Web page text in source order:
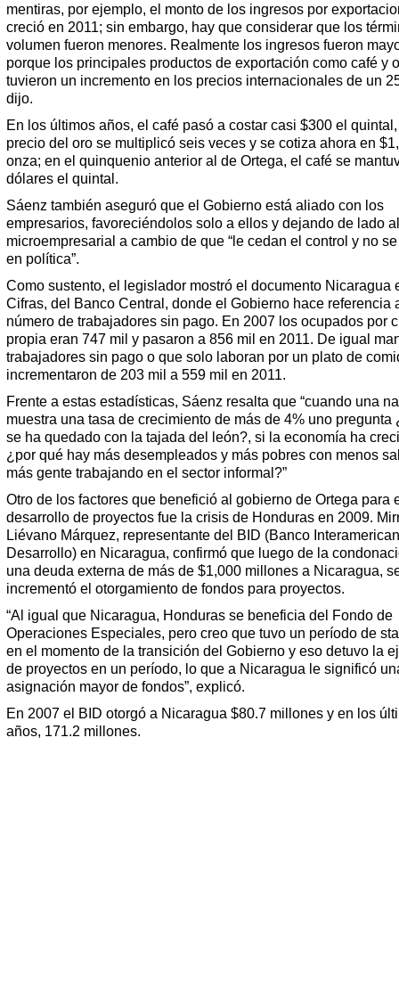
mentiras, por ejemplo, el monto de los ingresos por
creció en 2011; sin embargo, hay que considerar que los
volumen fueron menores. Realmente los ingresos fueron
porque los principales productos de exportación como café y
tuvieron un incremento en los precios internacionales de un
dijo.
En los últimos años, el café pasó a costar casi $300 el
precio del oro se multiplicó seis veces y se cotiza ahora en
onza; en el quinquenio anterior al de Ortega, el café se
dólares el quintal.
Sáenz también aseguró que el Gobierno está aliado con los
empresarios, favoreciéndolos solo a ellos y dejando de lado
microempresarial a cambio de que “le cedan el control y no
en política”.
Como sustento, el legislador mostró el documento Nicaragua
Cifras, del Banco Central, donde el Gobierno hace referencia
número de trabajadores sin pago. En 2007 los ocupados por
propia eran 747 mil y pasaron a 856 mil en 2011. De igual
trabajadores sin pago o que solo laboran por un plato de
incrementaron de 203 mil a 559 mil en 2011.
Frente a estas estadísticas, Sáenz resalta que “cuando una
muestra una tasa de crecimiento de más de 4% uno pregunta
se ha quedado con la tajada del león?, si la economía ha
¿por qué hay más desempleados y más pobres con menos
más gente trabajando en el sector informal?”
Otro de los factores que benefició al gobierno de Ortega para
desarrollo de proyectos fue la crisis de Honduras en 2009.
Liévano Márquez, representante del BID (Banco
Desarrollo) en Nicaragua, confirmó que luego de la
una deuda externa de más de $1,000 millones a Nicaragua,
incrementó el otorgamiento de fondos para proyectos.
“Al igual que Nicaragua, Honduras se beneficia del Fondo de
Operaciones Especiales, pero creo que tuvo un período de
en el momento de la transición del Gobierno y eso detuvo la
de proyectos en un período, lo que a Nicaragua le significó
asignación mayor de fondos”, explicó.
En 2007 el BID otorgó a Nicaragua $80.7 millones y en los
años, 171.2 millones.